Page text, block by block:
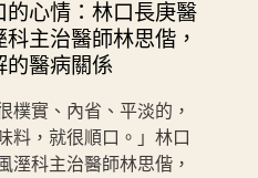
心情：林口長庚醫
主治醫師林思偕，
的醫病關係
樸實、內省、平淡的，
料，就很順口。」林口
溼科主治醫師林思偕，